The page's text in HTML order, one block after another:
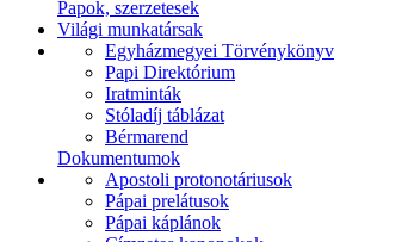
Papok, szerzetesek
Világi munkatársak
Egyházmegyei Törvénykönyv
Papi Direktórium
Iratminták
Stóladíj táblázat
Bérmarend
Dokumentumok
Apostoli protonotáriusok
Pápai prelátusok
Pápai káplánok